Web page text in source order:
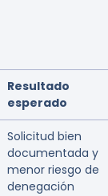
Resultado
esperado
Solicitud bien
documentada y
menor riesgo de
denegación